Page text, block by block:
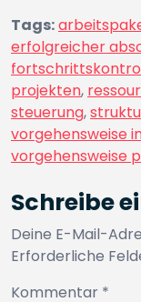
Tags:
erfolgreicher
projekten,
steuerung,
vorgehensweise
vorgehensweise
Schreibe
Deine E-Mail-
Erforderliche
Kommentar *